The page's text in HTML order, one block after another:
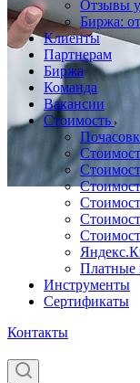
Отзывы
Биржа:
Клиенты
Партнерам
Биржа
Команда
Вакансии
Стоимость
Платные
Инструменты
Сертификаты
Контакты